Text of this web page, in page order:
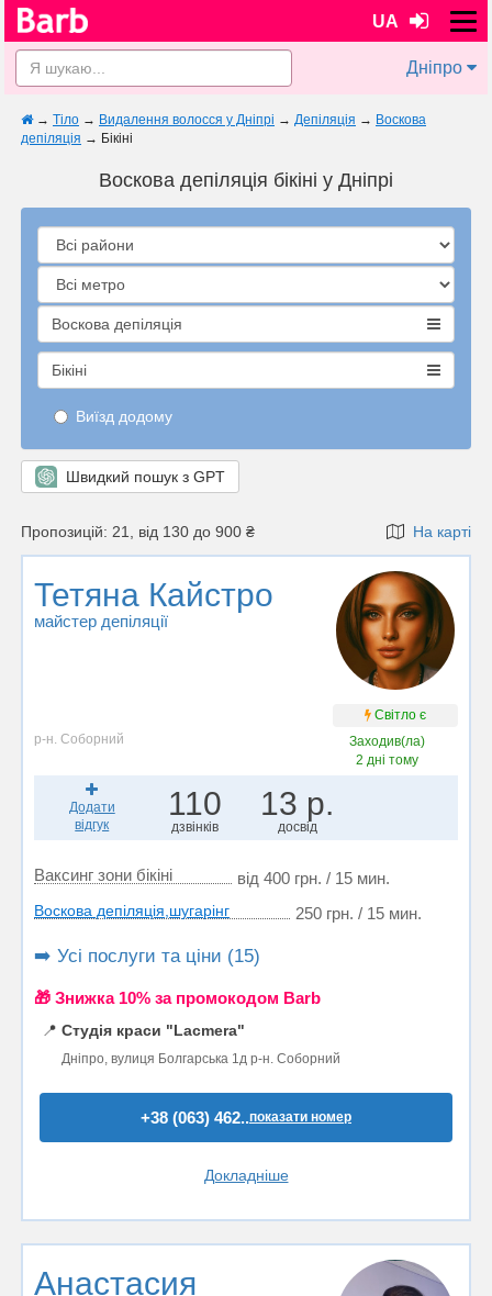
UA
Дніпро
→ Тіло → Видалення волосся у Дніпрі → Депіляція → Воскова
депіляція → Бікіні
Воскова депіляція бікіні у Дніпрі
Воскова депіляція
Бікіні
Виїзд додому
Швидкий пошук з GPT
Пропозицій: 21, від 130 до 900 ₴ На карті
Тетяна Кайстро
майстер депіляції
Світло є
р-н. Соборний
Заходив(ла)
2 дні тому
Додати
відгук
110
дзвінків
13 р.
досвід
Ваксинг зони бікіні від 400 грн. / 15 мин.
Воскова депіляція,шугарінг 250 грн. / 15 мин.
➡️ Усі послуги та ціни (15)
🎁 Знижка 10% за промокодом Barb
📍 Студія краси "Lacmera"
Дніпро, вулиця Болгарська 1д р-н. Соборний
+38 (063) 462..показати номер
Докладніше
Анастасия